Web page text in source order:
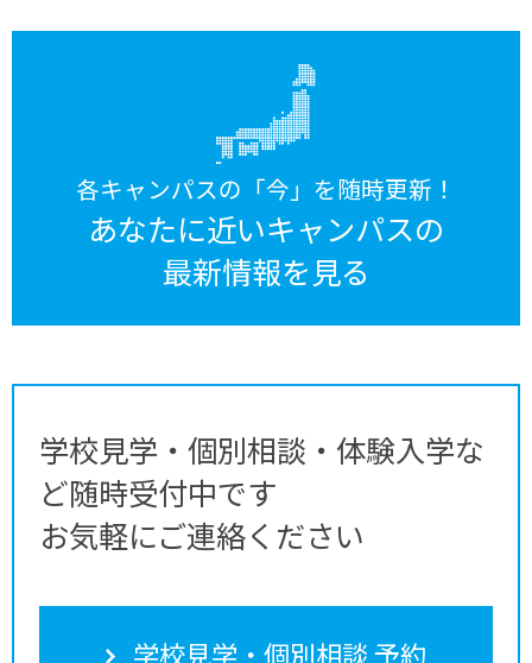
各キャンパスの「今」を随時更新！
あなたに近いキャンパスの
最新情報を見る
学校見学・個別相談・体験入学な
ど随時受付中です
お気軽にご連絡ください
学校見学・個別相談 予約